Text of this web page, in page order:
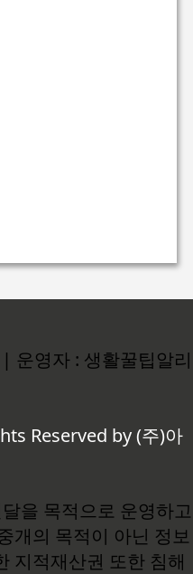
운영자 : 생활꿀팁알리
Reserved by (주)아
을 목적으로 운영하고
개의 목적이 아닌 정보
지적재산권 또한 침해